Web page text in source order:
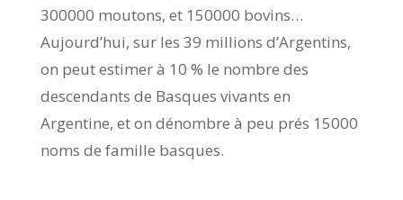
300000 moutons, et 150000 bovins…
Aujourd’hui, sur les 39 millions d’Argentins,
on peut estimer à 10 % le nombre des
descendants de Basques vivants en
Argentine, et on dénombre à peu prés 15000
noms de famille basques.